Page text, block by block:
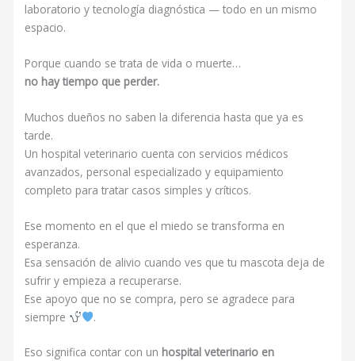
laboratorio y tecnología diagnóstica — todo en un mismo
espacio.
Porque cuando se trata de vida o muerte…
no hay tiempo que perder.
Muchos dueños no saben la diferencia hasta que ya es
tarde.
Un hospital veterinario cuenta con servicios médicos
avanzados, personal especializado y equipamiento
completo para tratar casos simples y críticos.
Ese momento en el que el miedo se transforma en
esperanza.
Esa sensación de alivio cuando ves que tu mascota deja de
sufrir y empieza a recuperarse.
Ese apoyo que no se compra, pero se agradece para
siempre
.
Eso significa contar con un hospital veterinario en